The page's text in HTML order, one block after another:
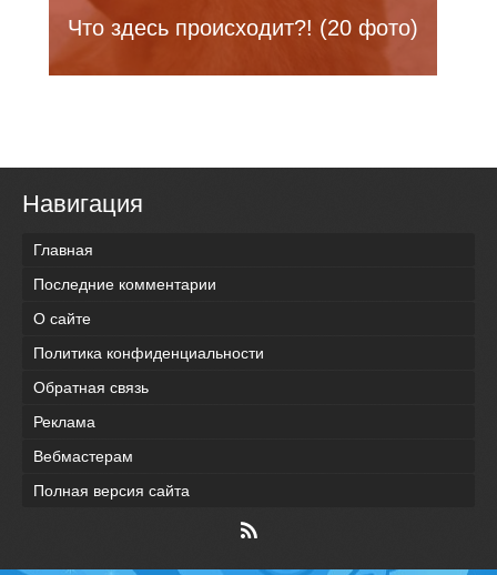
Что здесь происходит?! (20 фото)
Навигация
Главная
Последние комментарии
О сайте
Политика конфиденциальности
Обратная связь
Реклама
Вебмастерам
Полная версия сайта